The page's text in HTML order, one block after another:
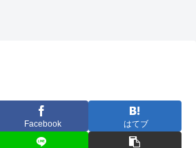
Facebook はてブ